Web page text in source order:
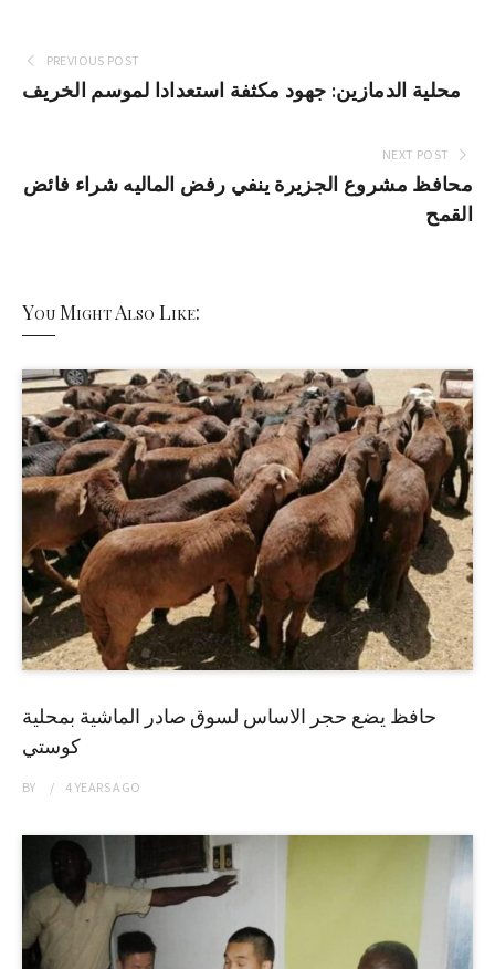
PREVIOUS POST
محلية الدمازين: جهود مكثفة استعدادا لموسم الخريف
NEXT POST
محافظ مشروع الجزيرة ينفي رفض الماليه شراء فائض
القمح
You Might Also Like:
حافظ يضع حجر الاساس لسوق صادر الماشية بمحلية
كوستي
BY 4 YEARSAGO